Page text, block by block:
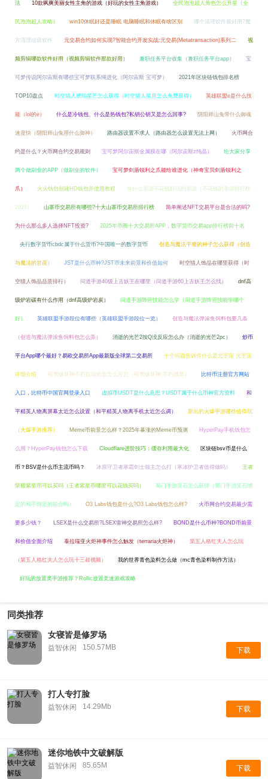
法 10款飒爽美丽女性主角的游戏（好玩的女性主角游戏） 全民泡泡超人角色怎么升星（全
民泡泡超人攻略） win10休眠好还是睡眠 电脑睡眠和休眠有啥区别 哪个清理软件最好用?魔
方清理垃圾软件 元交易合约如何实现?智能合约开发实战:元交易(Metatransaction)系列二 视
频剪辑哪款软件好用（视频剪辑软件那款好用） 兼职任务平台收集（兼职任务平台app） 宝
可梦传说阿尔宙斯有哪些宝可梦联系绳进化（阿尔宙斯 宝可梦） 2021年区块链钱包排名榜
TOP10盘点 时空猎人琥珀星芒怎么获得（时空猎人星月怎么免费获得） 英雄联盟e是什么技
能（lol的e） 什么是冷钱包、什么是热钱包?私钥公钥又是怎么回事? 阴阳师山兔带什么御魂
速度快（阴阳师山兔用什么御神） 路由器设置不求人（路由器怎么设置无法上网） 火币网合
约是什么？火币网合约交易规则 宝可梦阿尔宙斯金属膜在哪（阿尔宙斯z纯晶） 给大家分享
两个做副业的APP（做副业的软件） 宝可梦剑盾锐利之爪能给谁进化（神奇宝贝剑盾锐利之
爪） 火火钱包创建HD钱包并使用教程 有什么手游不花钱好玩的手游（不花钱的手游排行榜
2021） 山寨币交易所有哪些?十大山寨币交易所排行榜 简单阐述NFT交易平台是合法的吗?
为什么那么多人选择NFT投资? 2025年币圈十大交易所APP，数字货币交易app排行榜前十名
央行数字货币cbdc属于什么货币?中国唯一的数字货币 创造与魔法干瘪的种子怎么获得（创造
与魔法的甘蔗） JST是什么币种?JST币未来前景和价值如何 时空猎人饰品在哪里获得（时
空猎人饰品品质排行） 问道手游40级上古妖王在哪里（问道手游60上古妖王怎么找） dnf高
级炉岩碳有什么作用（dnf高级炉岩炭） 问道手游阵营技能怎么学（问道手游阵营技能学哪个
好） 英雄联盟手游段位有哪些（英雄联盟手游段位一览） 创造与魔法弹涂鱼饲料包要几条
（创造与魔法弹涂鱼饲料包怎么弄） 消逝的光芒2按Q没反应怎么办（消逝的光芒2pc） 炒币
平台App哪个最好？易欧交易所App最新版全球第二交易所 十个问题告诉你什么是元宇宙 元宇宙
详细介绍 暗黑破坏神不朽自动拾取怎么开启（暗黑破坏神:不朽跳票） 比特币注册官方网站
入口，比特币中国官网登录入口 虚拟币USDT是什么意思？USDT属于什么币种官方资料 和
平精英人物离屏幕太近怎么设置（和平精英人物离手机太近怎么调） 新出的火爆手游哪些值得玩
（火爆手游推荐） Meme币前景怎么样？2025年暴涨的Meme币预测 HyperPay手机钱包怎
么用？HyperPay钱包怎么下载 Cloudflare进阶技巧：缓存利用最大化 区块链bsv币是什么
币？BSV是什么币主流币吗？ 冰原守卫者寒霜剑士领主怎么打（寒冰护卫者值得做吗） 王者
荣耀紫星币可以买吗（王者紫星币哪里可以花钱买吗） 蜀门手游灵石怎么获得（蜀门手游灵石绑
定的和不绑定的能合吗） O3 Labs钱包是什么?O3 Labs钱包怎么样? 火币网合约交易最少需
要多少钱？ LSEX是什么交易所?LSEX雷神交易所怎么样? BOND是什么币种?BOND币前景
和价值全面介绍 泰拉瑞亚火炬神事件怎么触发（terraria火炬神） 第五人格红夫人怎么玩
（第五人格红夫人怎么玩十三叔视频） 我的世界青色染料怎么做（mc青色染料制作方法）
好玩的放置类手游推荐？Rollic放置竞速游戏攻略
同类推荐
女寝皆是修罗场
益智休闲 150.57MB 下载
打人专打脸
益智休闲 14.29Mb 下载
迷你地铁中文破解版
益智休闲 85.65M 下载